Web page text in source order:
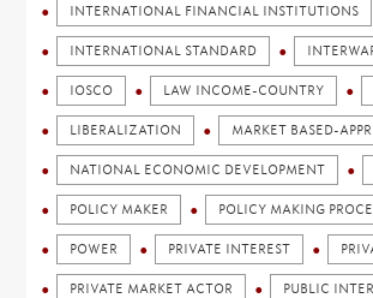
INTERNATIONAL FINANCIAL INSTITUTIONS
INTERNATIONAL STANDARD
IOSCO LAW INCOME-COUNTRY
LIBERALIZATION MARKET BASED-
NATIONAL ECONOMIC DEVELOPMENT
POLICY MAKER POLICY MAKING
POWER PRIVATE INTEREST
PRIVATE MARKET ACTOR PUBLIC